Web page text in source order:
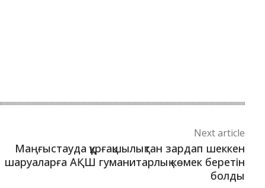
Next article
Маңғыстауда құрғақшылықтан зардап шеккен
шаруаларға АҚШ гуманитарлық көмек беретін
болды